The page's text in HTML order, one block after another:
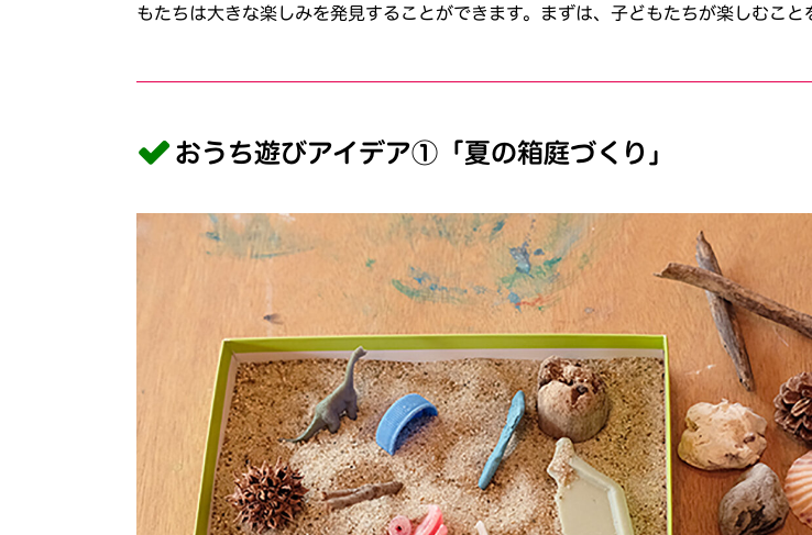
もたちは大きな楽しみを発見することができます。まずは、子どもたちが楽しむこと
おうち遊びアイデア①「夏の箱庭づくり」